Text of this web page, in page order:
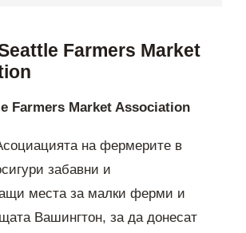
Farmers Market
Farmers Market Association
на фермерите в
забавни и
места за малки ферми и
Вашингтон, за да донесат